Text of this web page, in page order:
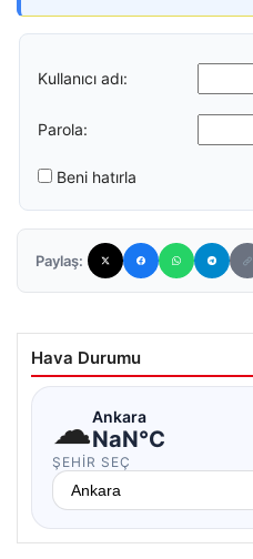
Kullanıcı adı:
Parola:
Beni hatırla
Paylaş:
Hava Durumu
☁Ankara
NaN°C
ŞEHIR SEÇ